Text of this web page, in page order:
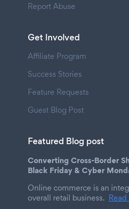
Report Abuse
Get Involved
Affiliate Program
Success Stories
Feature Requests
Guest Blog Post
Featured Blog post
Converting Cross-Border
Black Friday & Cyber
Online commerce is an
overall retail business.